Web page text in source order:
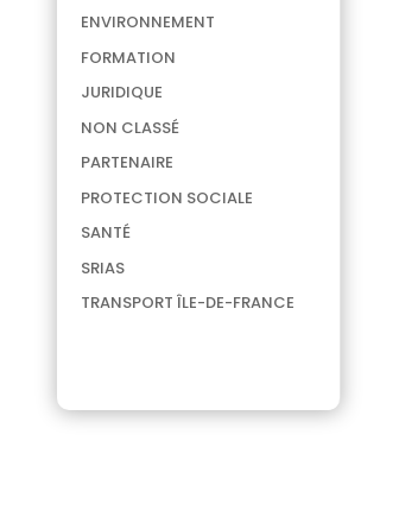
ENVIRONNEMENT
FORMATION
JURIDIQUE
NON CLASSÉ
PARTENAIRE
PROTECTION SOCIALE
SANTÉ
SRIAS
TRANSPORT ÎLE-DE-FRANCE